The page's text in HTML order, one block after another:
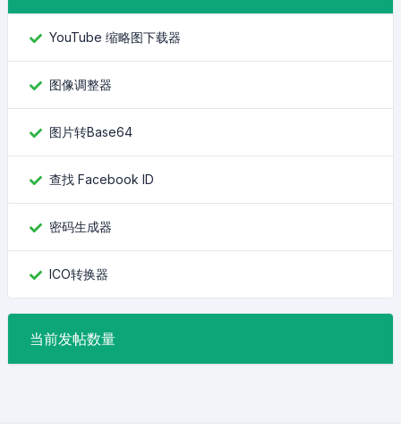
YouTube 缩略图下载器
图像调整器
图片转Base64
查找 Facebook ID
密码生成器
ICO转换器
当前发帖数量